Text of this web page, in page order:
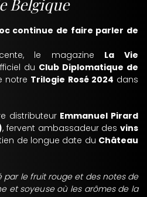
Belgique
continue de faire parler de
le magazine La Vie
du Club Diplomatique de
notre Trilogie Rosé 2024 dans
distributeur Emmanuel Pirard
, fervent ambassadeur desvins
de longue date du Château
par le fruit rouge et des notes de
et soyeuse où les arômes de la